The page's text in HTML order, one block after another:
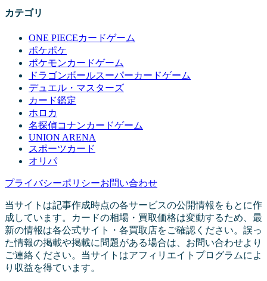
カテゴリ
ONE PIECEカードゲーム
ポケポケ
ポケモンカードゲーム
ドラゴンボールスーパーカードゲーム
デュエル・マスターズ
カード鑑定
ホロカ
名探偵コナンカードゲーム
UNION ARENA
スポーツカード
オリパ
プライバシーポリシーお問い合わせ
当サイトは記事作成時点の各サービスの公開情報をもとに作
成しています。カードの相場・買取価格は変動するため、最
新の情報は各公式サイト・各買取店をご確認ください。誤っ
た情報の掲載や掲載に問題がある場合は、お問い合わせより
ご連絡ください。当サイトはアフィリエイトプログラムによ
り収益を得ています。